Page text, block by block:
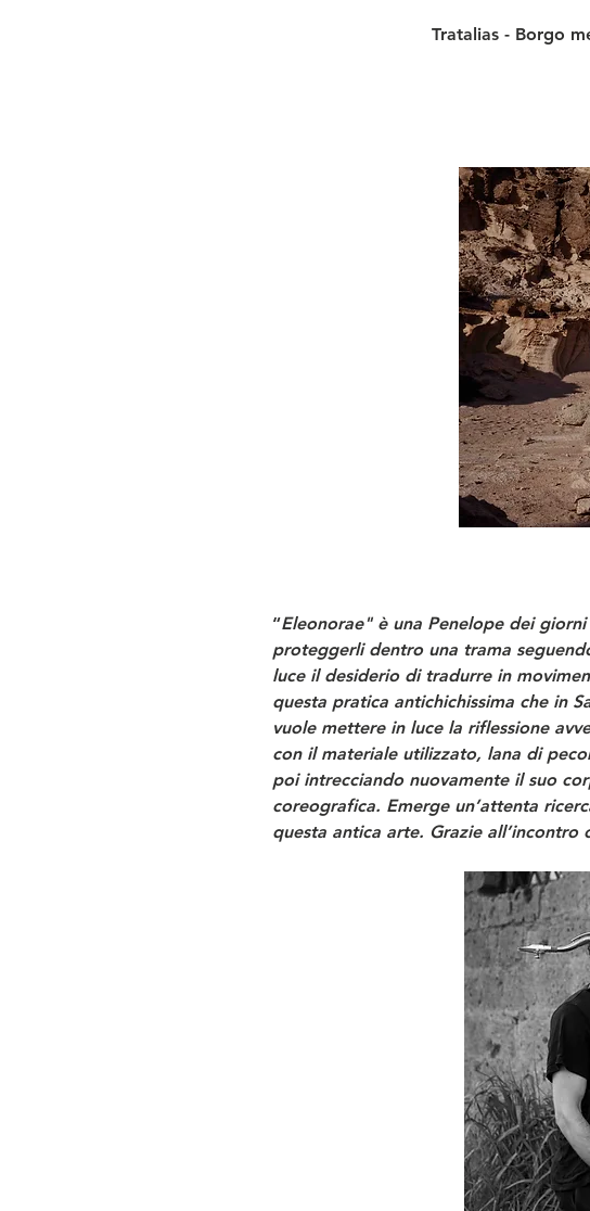
Tratalias - Borgo
“Eleonorae" è una Penelope dei
proteggerli dentro una trama
luce il desiderio di tradurre in
questa pratica antichichissima che in
vuole mettere in luce la riflessione
con il materiale utilizzato, lana di
poi intrecciando nuovamente il suo
coreografica. Emerge un’attenta
questa antica arte. Grazie